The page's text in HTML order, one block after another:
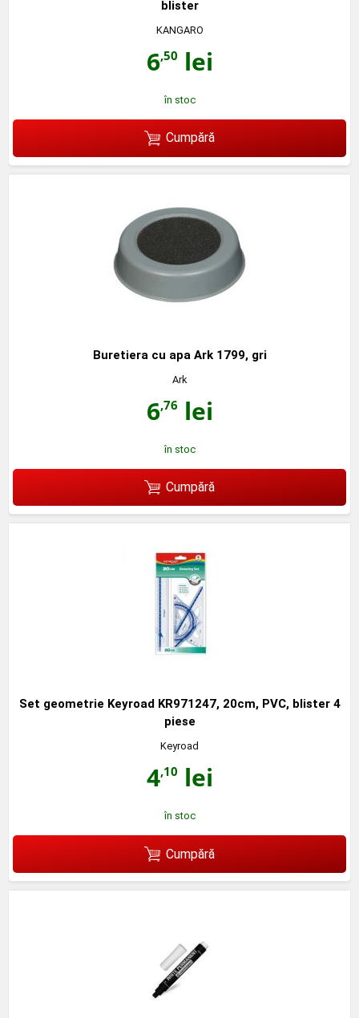
blister
KANGARO
6,50 lei
în stoc
Cumpără
Buretiera cu apa Ark 1799, gri
Ark
6,76 lei
în stoc
Cumpără
Set geometrie Keyroad KR971247, 20cm, PVC, blister 4
piese
Keyroad
4,10 lei
în stoc
Cumpără